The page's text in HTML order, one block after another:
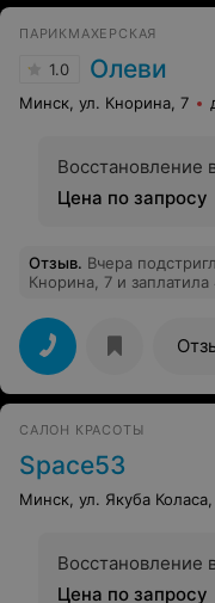
ПАРИКМАХЕРСКАЯ
1.0 Олеви
Минск, ул. Кнорина, 7
Восстановление
Цена по запросу
Отзыв. Вчера
Кнорина, 7 и
деньги могла бы 2 раза
стоит 17-27р. женская
объявляли. Могла бы
ввиду - не платите.
САЛОН КРАСОТЫ
Space53
Минск, ул. Якуба
Восстановление
Цена по запросу